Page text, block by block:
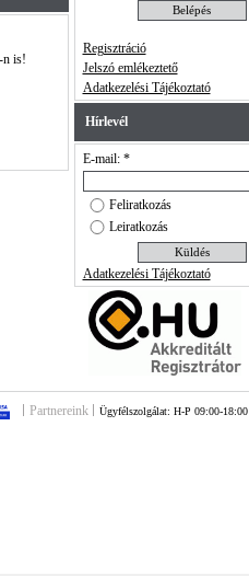
n is!
Regisztráció
Jelszó emlékeztető
Adatkezelési Tájékoztató
Hírlevél
E-mail: *
Feliratkozás
Leiratkozás
Adatkezelési Tájékoztató
Partnereink Ügyfélszolgálat: H-P 09:00-18:00